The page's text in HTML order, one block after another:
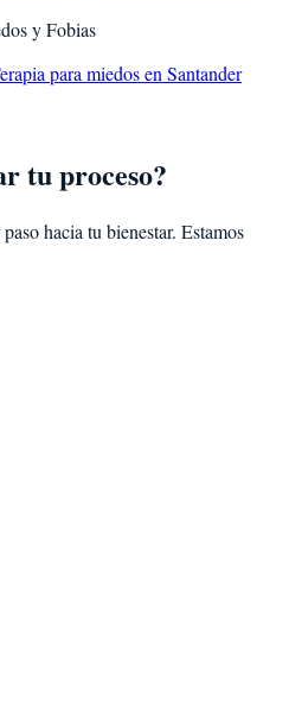
y Fobias
para miedos en Santander
tu proceso?
hacia tu bienestar. Estamos